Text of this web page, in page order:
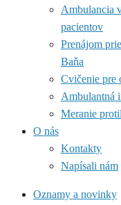
Ambulancia
pacientov
Prenájom
Baňa
Cvičenie pre
Ambulantná
Meranie
O nás
Kontakty
Napísali nám
Oznamy a novinky